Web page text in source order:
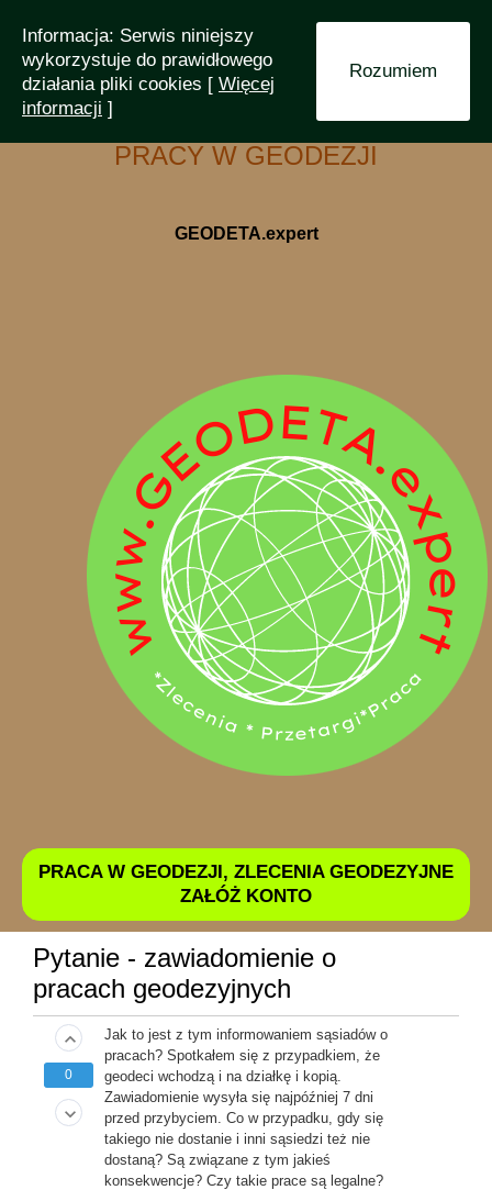
ZLECENIA GEODEZYJNE I OFERTY
PRACY W GEODEZJI
GEODETA.expert
PRACA W GEODEZJI, ZLECENIA GEODEZYJNE
ZAŁÓŻ KONTO
Pytanie - zawiadomienie o
pracach geodezyjnych
keyboard_arrow_up
0
keyboard_arrow_down
Jak to jest z tym informowaniem sąsiadów o
pracach? Spotkałem się z przypadkiem, że
geodeci wchodzą i na działkę i kopią.
Zawiadomienie wysyła się najpóźniej 7 dni
przed przybyciem. Co w przypadku, gdy się
takiego nie dostanie i inni sąsiedzi też nie
dostaną? Są związane z tym jakieś
konsekwencje? Czy takie prace są legalne?
Informacja: Serwis niniejszy
wykorzystuje do prawidłowego
działania pliki cookies [ Więcej
informacji ]
Rozumiem